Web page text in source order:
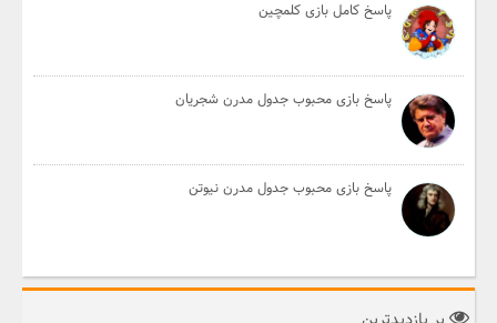
پاسخ کامل بازی کلمچین
پاسخ بازی محبوب جدول مدرن شجریان
پاسخ بازی محبوب جدول مدرن نیوتن